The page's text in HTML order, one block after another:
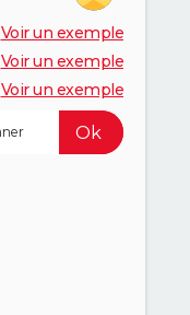
Voir un exemple
Voir un exemple
Voir un exemple